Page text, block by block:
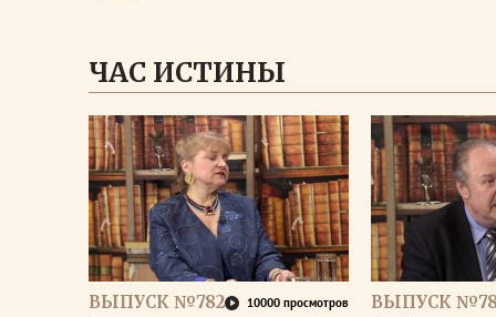
ЧАС ИСТИНЫ
ВЫПУСК №782 10000 просмотров ВЫПУСК